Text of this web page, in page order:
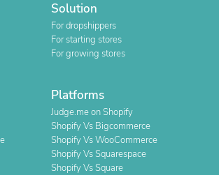
Solution
For dropshippers
For starting stores
For growing stores
Platforms
Judge.me on Shopify
Shopify Vs Bigcommerce
Shopify Vs WooCommerce
Shopify Vs Squarespace
Shopify Vs Square